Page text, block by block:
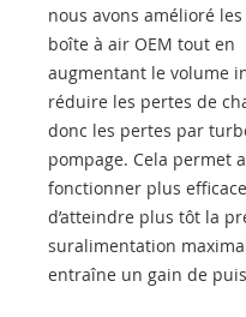
nous avons amélioré les
boîte à air OEM tout en
augmentant le volume
réduire les pertes de
donc les pertes par
pompage. Cela permet
fonctionner plus
d’atteindre plus tôt la
suralimentation
entraîne un gain de